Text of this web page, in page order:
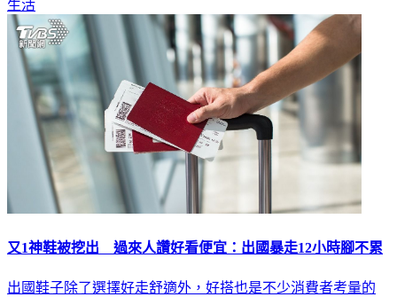
生活
又1神鞋被挖出 過來人讚好看便宜：出國暴走12小時腳不累
出國鞋子除了選擇好走舒適外，好搭也是不少消費者考量的